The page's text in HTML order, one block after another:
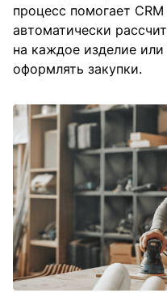
процесс помогает
автоматически
на каждое изделие
оформлять закупки.